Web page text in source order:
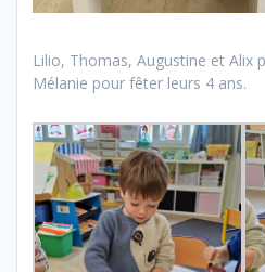
Lilio, Thomas, Augustine et Alix
Mélanie pour fêter leurs 4 ans.